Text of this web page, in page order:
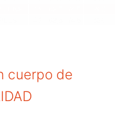
cuerpo de